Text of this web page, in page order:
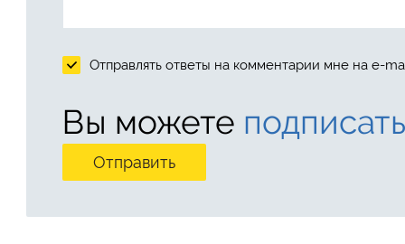
Отправлять ответы на комментарии мне на e-
Вы можете